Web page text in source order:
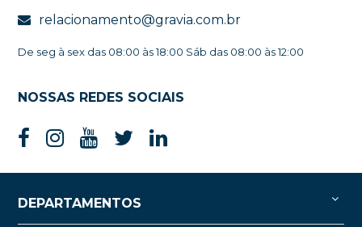
relacionamento@gravia.com.br
De seg à sex das 08:00 às 18:00 Sáb das 08:00 às 12:00
NOSSAS REDES SOCIAIS
DEPARTAMENTOS